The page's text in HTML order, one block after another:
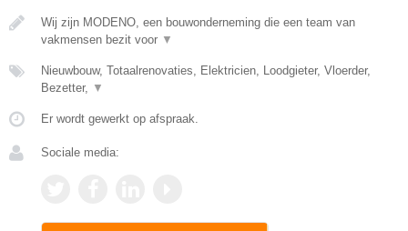
Wij zijn MODENO, een bouwonderneming die een team van
vakmensen bezit voor ▼
Nieuwbouw, Totaalrenovaties, Elektricien, Loodgieter, Vloerder,
Bezetter, ▼
Er wordt gewerkt op afspraak.
Sociale media: